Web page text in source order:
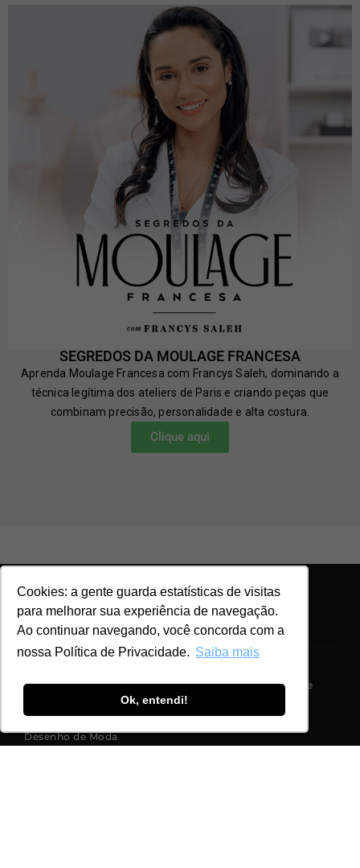
Cookies: a gente guarda estatísticas de visitas
para melhorar sua experiência de navegação.
Ao continuar navegando, você concorda com a
nossa Política de Privacidade. Saiba mais
Ok, entendi!
SEGREDOS DA MOULAGE FRANCESA
Aprenda Moulage Francesa com Francys Saleh, dominando a
técnica legítima dos ateliers de Paris e criando peças que
combinam precisão, personalidade e alta costura.
Clique aqui
Explore
Tecidos
Corte e Costura
Desenho de Moda
Maximus Tecidos
Sobre Nós
Politicas de Privacidade